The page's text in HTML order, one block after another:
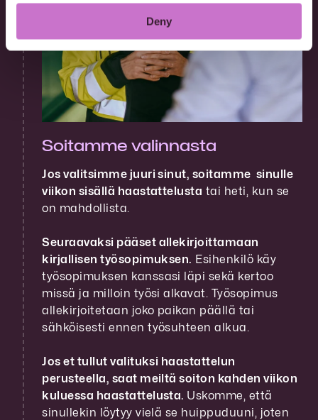
Deny
Soitamme valinnasta
Jos valitsimme juuri sinut, soitamme sinulle
viikon sisällä haastattelusta tai heti, kun se
on mahdollista.
Seuraavaksi pääset allekirjoittamaan
kirjallisen työsopimuksen. Esihenkilö käy
työsopimuksen kanssasi läpi sekä kertoo
missä ja milloin työsi alkavat. Työsopimus
allekirjoitetaan joko paikan päällä tai
sähköisesti ennen työsuhteen alkua.
Jos et tullut valituksi haastattelun
perusteella, saat meiltä soiton kahden viikon
kuluessa haastattelusta. Uskomme, että
sinullekin löytyy vielä se huippuduuni, joten